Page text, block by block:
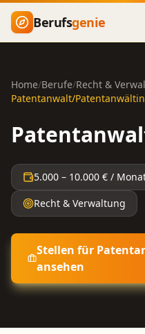
Zum Hauptinhalt springen
Berufsgenie
Home/Berufe/Recht &
Patentanwalt/Patentanwältin
5.000 – 10.000 € /
Recht & Verwaltung
Stellen für
ansehen